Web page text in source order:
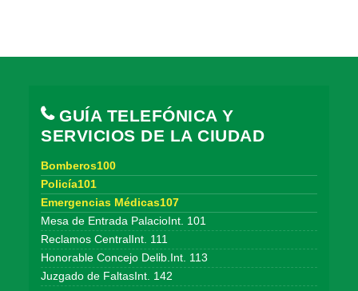
GUÍA TELEFÓNICA Y
SERVICIOS DE LA CIUDAD
Bomberos100
Policía101
Emergencias Médicas107
Mesa de Entrada PalacioInt. 101
Reclamos CentralInt. 111
Honorable Concejo Delib.Int. 113
Juzgado de FaltasInt. 142